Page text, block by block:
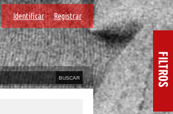
Identificar Registrar